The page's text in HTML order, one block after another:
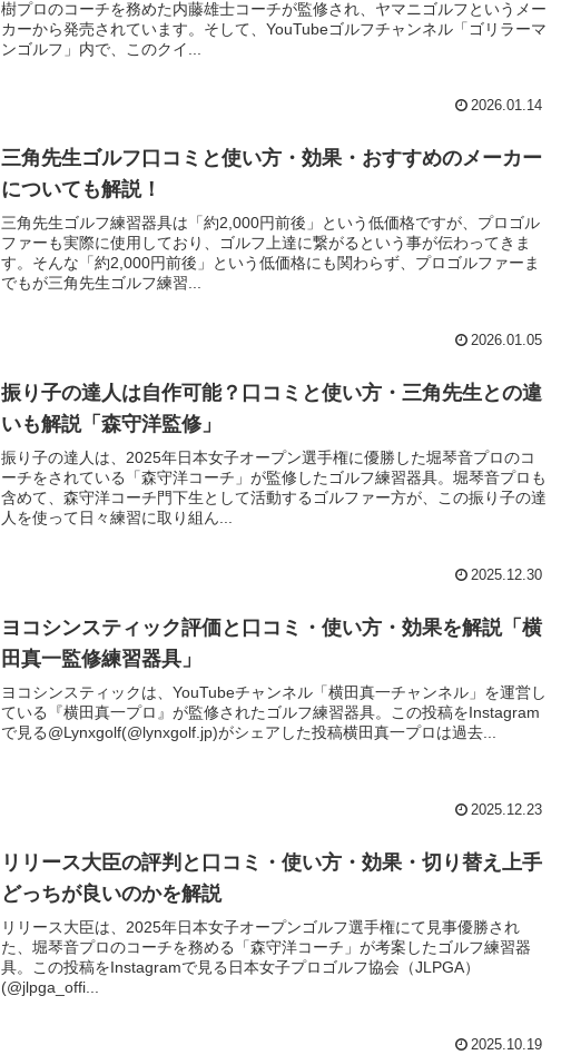
樹プロのコーチを務めた内藤雄士コーチが監修され、ヤマニゴルフというメー
カーから発売されています。そして、YouTubeゴルフチャンネル「ゴリラーマ
ンゴルフ」内で、このクイ...
2026.01.14
三角先生ゴルフ口コミと使い方・効果・おすすめのメーカー
についても解説！
三角先生ゴルフ練習器具は「約2,000円前後」という低価格ですが、プロゴル
ファーも実際に使用しており、ゴルフ上達に繋がるという事が伝わってきま
す。そんな「約2,000円前後」という低価格にも関わらず、プロゴルファーま
でもが三角先生ゴルフ練習...
2026.01.05
振り子の達人は自作可能？口コミと使い方・三角先生との違
いも解説「森守洋監修」
振り子の達人は、2025年日本女子オープン選手権に優勝した堀琴音プロのコ
ーチをされている「森守洋コーチ」が監修したゴルフ練習器具。堀琴音プロも
含めて、森守洋コーチ門下生として活動するゴルファー方が、この振り子の達
人を使って日々練習に取り組ん...
2025.12.30
ヨコシンスティック評価と口コミ・使い方・効果を解説「横
田真一監修練習器具」
ヨコシンスティックは、YouTubeチャンネル「横田真一チャンネル」を運営し
ている『横田真一プロ』が監修されたゴルフ練習器具。この投稿をInstagram
で見る@Lynxgolf(@lynxgolf.jp)がシェアした投稿横田真一プロは過去...
2025.12.23
リリース大臣の評判と口コミ・使い方・効果・切り替え上手
どっちが良いのかを解説
リリース大臣は、2025年日本女子オープンゴルフ選手権にて見事優勝され
た、堀琴音プロのコーチを務める「森守洋コーチ」が考案したゴルフ練習器
具。この投稿をInstagramで見る日本女子プロゴルフ協会（JLPGA）
(@jlpga_offi...
2025.10.19